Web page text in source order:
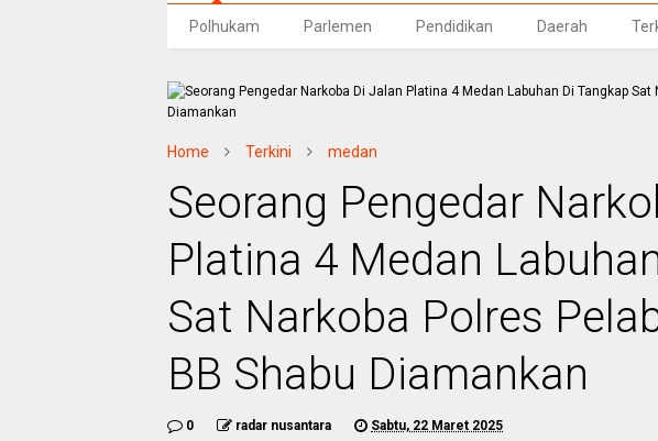
Polhukam Parlemen Pendidikan Daerah
Home Terkini medan
Seorang Pengedar
Platina 4 Medan
Sat Narkoba Polres
BB Shabu Diamankan
0 radar nusantara Sabtu, 22 Maret 2025